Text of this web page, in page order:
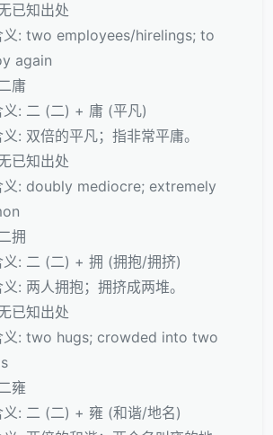
已知出处
义: two employees/hirelings; to
again
庸
义: 二 (二) + 庸 (平凡)
: 双倍的平凡；指非常平庸。
已知出处
义: doubly mediocre; extremely
拥
义: 二 (二) + 拥 (拥抱/拥挤)
: 两人拥抱；拥挤成两堆。
已知出处
义: two hugs; crowded into two
雍
义: 二 (二) + 雍 (和谐/地名)